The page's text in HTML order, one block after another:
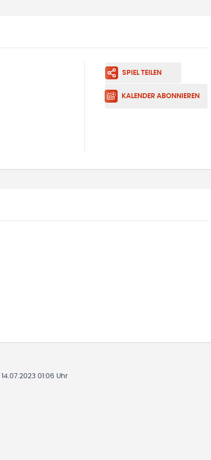
SPIEL TEILEN
KALENDER ABONNIEREN
14.07.2023 01:06 Uhr